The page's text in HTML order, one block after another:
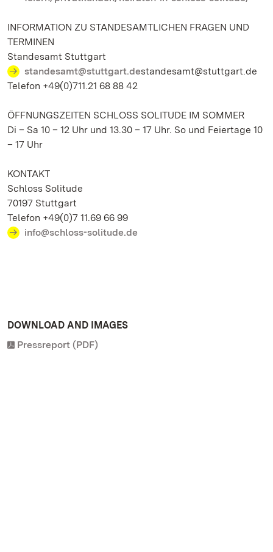
INFORMATION ZU STANDESAMTLICHEN FRAGEN UND
TERMINEN
Standesamt Stuttgart
standesamt@stuttgart.destandesamt@stuttgart.de
Telefon +49(0)711.21 68 88 42
ÖFFNUNGSZEITEN SCHLOSS SOLITUDE IM SOMMER
Di – Sa 10 – 12 Uhr und 13.30 – 17 Uhr. So und Feiertage 10
– 17 Uhr
KONTAKT
Schloss Solitude
70197 Stuttgart
Telefon +49(0)7 11.69 66 99
info@schloss-solitude.de
DOWNLOAD AND IMAGES
Pressreport (PDF)